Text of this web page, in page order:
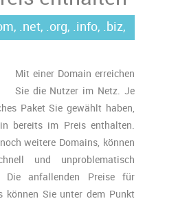
.net, .org, .info, .biz,
Mit einer Domain erreichen
Sie die Nutzer im Netz. Je
Paket Sie gewählt haben,
bereits im Preis enthalten.
weitere Domains, können
und unproblematisch
Die anfallenden Preise für
können Sie unter dem Punkt